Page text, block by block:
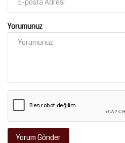
Yorumunuz
Yorum Gönder